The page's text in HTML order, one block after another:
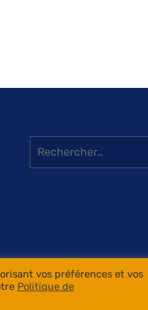
vos préférences et vos
Politique de